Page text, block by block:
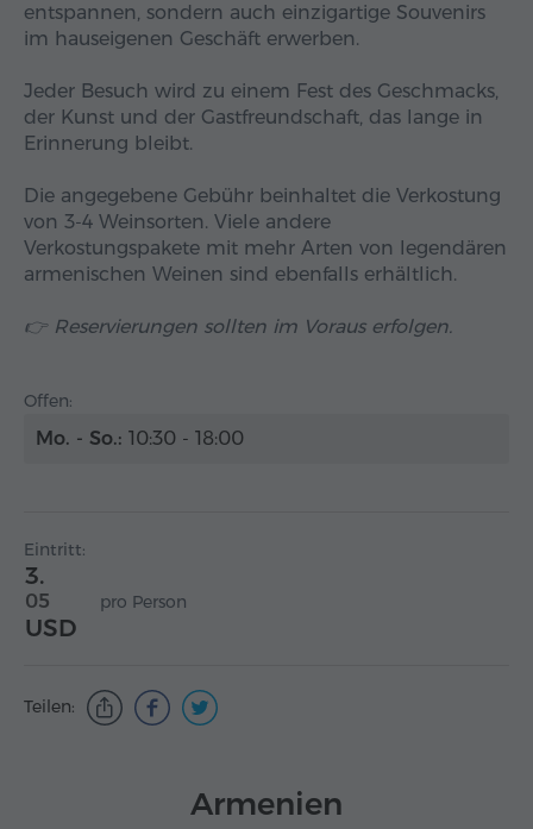
entspannen, sondern auch einzigartige Souvenirs
im hauseigenen Geschäft erwerben.
Jeder Besuch wird zu einem Fest des Geschmacks,
der Kunst und der Gastfreundschaft, das lange in
Erinnerung bleibt.
Die angegebene Gebühr beinhaltet die Verkostung
von 3-4 Weinsorten. Viele andere
Verkostungspakete mit mehr Arten von legendären
armenischen Weinen sind ebenfalls erhältlich.
👉 Reservierungen sollten im Voraus erfolgen.
Offen:
Mo. - So.: 10:30 - 18:00
Eintritt:
3.
05
USD
pro Person
Teilen:
Armenien